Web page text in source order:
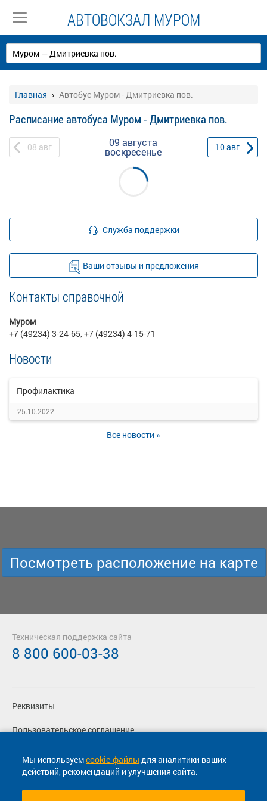
АВТОВОКЗАЛ МУРОМ
Главная Автобус Муром - Дмитриевка пов.
Расписание автобуса Муром - Дмитриевка пов.
08 авг 09 августа
воскресенье 10авг
Служба поддержки
Ваши отзывы и предложения
Контакты справочной
Муром
+7 (49234) 3-24-65, +7 (49234) 4-15-71
Новости
Профилактика
25.10.2022
Все новости »
Мы используемcookie-файлы для аналитики ваших
действий, рекомендаций и улучшения сайта.
Посмотреть расположение на карте
Реквизиты
Пользовательское соглашение
Политика конфиденциальности
Согласие на маркетинговые сообщения
Техническая поддержка сайта
8 800 600-03-38